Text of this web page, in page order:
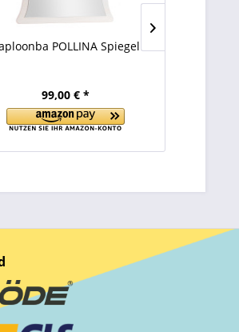
POLLINA Spiegel
99,00 € *